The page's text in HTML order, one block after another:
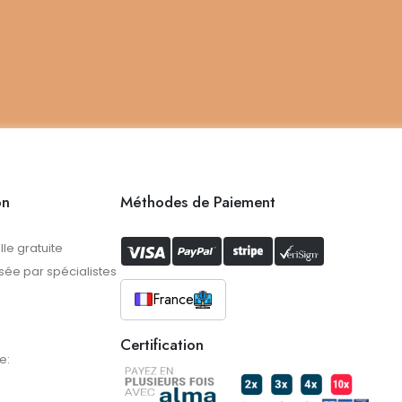
gratuite
par spécialistes
Méthodes de Paiement
France
Certification